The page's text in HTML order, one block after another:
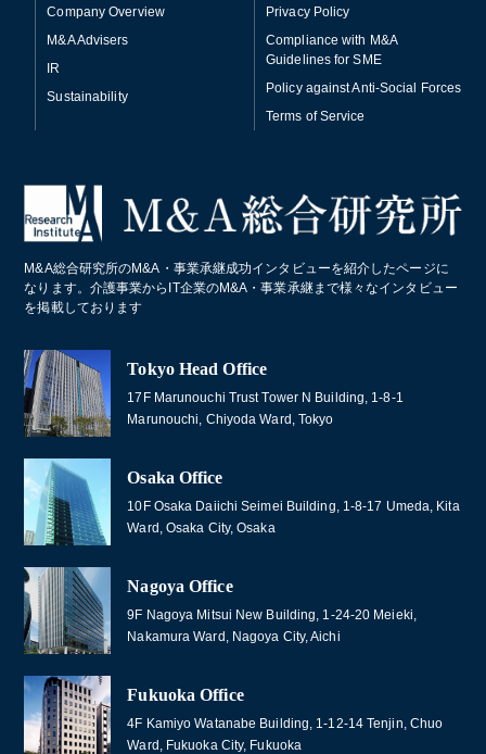
Company Overview
M&A Advisers
IR
Sustainability
Privacy Policy
Compliance with M&A
Guidelines for SME
Policy against Anti-Social Forces
Terms of Service
M&A総合研究所のM&A・事業承継成功インタビューを紹介したページに
なります。介護事業からIT企業のM&A・事業承継まで様々なインタビュー
を掲載しております
Tokyo Head Office
17F Marunouchi Trust Tower N Building, 1-8-1
Marunouchi, Chiyoda Ward, Tokyo
Osaka Office
10F Osaka Daiichi Seimei Building, 1-8-17 Umeda, Kita
Ward, Osaka City, Osaka
Nagoya Office
9F Nagoya Mitsui New Building, 1-24-20 Meieki,
Nakamura Ward, Nagoya City, Aichi
Fukuoka Office
4F Kamiyo Watanabe Building, 1-12-14 Tenjin, Chuo
Ward, Fukuoka City, Fukuoka